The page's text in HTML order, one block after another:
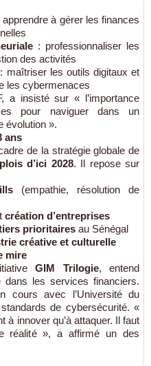
à gérer les finances
: professionnaliser les
des activités
: maîtriser les outils digitaux et
les cybermenaces
a insisté sur « l’importance
pour naviguer dans un
évolution ».
ans
de la stratégie globale de
d’ici 2028. Il repose sur
(empathie, résolution de
création d’entreprises
prioritaires au Sénégal
créative et culturelle
mire
GIM Trilogie, entend
dans les services financiers.
cours avec l’Université du
de cybersécurité. «
à innover qu’à attaquer. Il faut
réalité », a affirmé un des